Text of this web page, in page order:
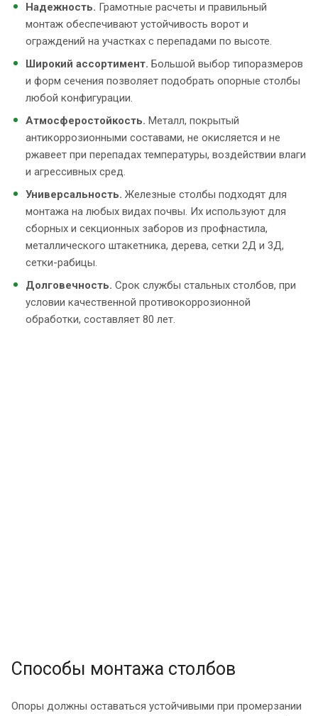
Надежность. Грамотные расчеты и правильный
монтаж обеспечивают устойчивость ворот и
ограждений на участках с перепадами по высоте.
Широкий ассортимент. Большой выбор типоразмеров
и форм сечения позволяет подобрать опорные столбы
любой конфигурации.
Атмосферостойкость. Металл, покрытый
антикоррозионными составами, не окисляется и не
ржавеет при перепадах температуры, воздействии влаги
и агрессивных сред.
Универсальность. Железные столбы подходят для
монтажа на любых видах почвы. Их используют для
сборных и секционных заборов из профнастила,
металлического штакетника, дерева, сетки 2Д и 3Д,
сетки-рабицы.
Долговечность. Срок службы стальных столбов, при
условии качественной противокоррозионной
обработки, составляет 80 лет.
Способы монтажа столбов
Опоры должны оставаться устойчивыми при промерзании